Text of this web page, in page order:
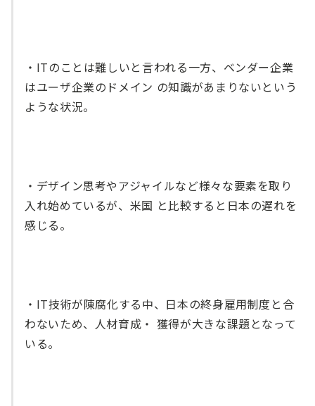
・ITのことは難しいと言われる一方、ベンダー企業
はユーザ企業のドメイン の知識があまりないという
ような状況。
・デザイン思考やアジャイルなど様々な要素を取り
入れ始めているが、米国 と比較すると日本の遅れを
感じる。
・IT技術が陳腐化する中、日本の終身雇用制度と合
わないため、人材育成・ 獲得が大きな課題となって
いる。